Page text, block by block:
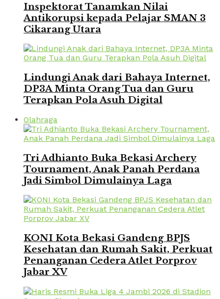
Inspektorat Tanamkan Nilai
Antikorupsi kepada Pelajar SMAN 3
Cikarang Utara
Lindungi Anak dari Bahaya Internet,
DP3A Minta Orang Tua dan Guru
Terapkan Pola Asuh Digital
Olahraga
Tri Adhianto Buka Bekasi Archery
Tournament, Anak Panah Perdana
Jadi Simbol Dimulainya Laga
KONI Kota Bekasi Gandeng BPJS
Kesehatan dan Rumah Sakit, Perkuat
Penanganan Cedera Atlet Porprov
Jabar XV